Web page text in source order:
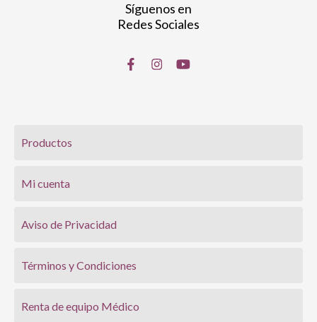
Síguenos en
Redes Sociales
Productos
Mi cuenta
Aviso de Privacidad
Términos y Condiciones
Renta de equipo Médico